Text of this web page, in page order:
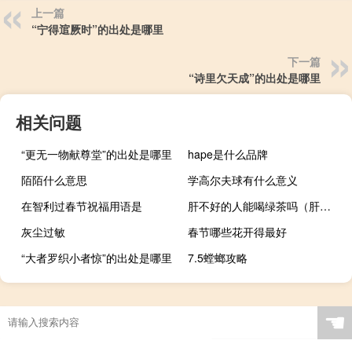
上一篇
“宁得逭厥时”的出处是哪里
下一篇
“诗里欠天成”的出处是哪里
相关问题
“更无一物献尊堂”的出处是哪里
hape是什么品牌
陌陌什么意思
学高尔夫球有什么意义
在智利过春节祝福用语是
肝不好的人能喝绿茶吗（肝不好的人能喝咖啡吗）
灰尘过敏
春节哪些花开得最好
“大者罗织小者惊”的出处是哪里
7.5螳螂攻略
☚